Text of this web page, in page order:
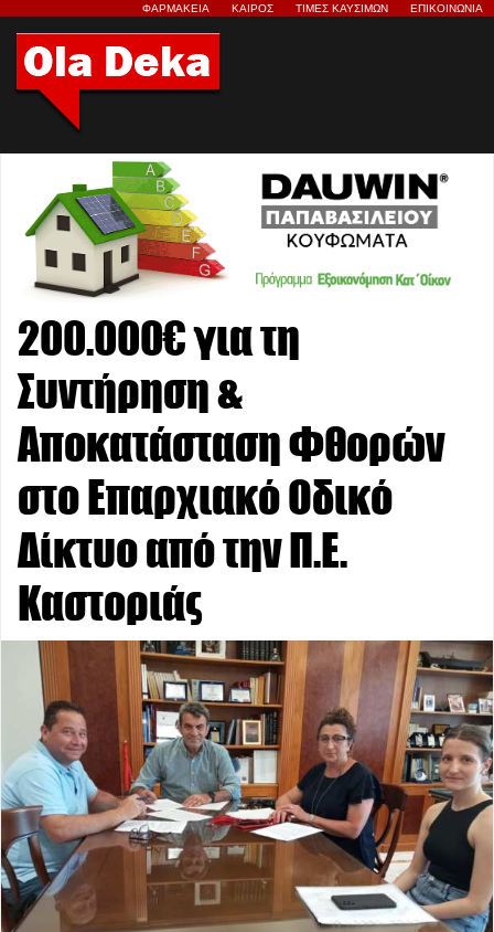
ΦΑΡΜΑΚΕΙΑ ΚΑΙΡΟΣ ΤΙΜΕΣ ΚΑΥΣΙΜΩΝ ΕΠΙΚΟΙΝΩΝΙΑ
200.000€ για τη
Συντήρηση &
Αποκατάσταση Φθορών
στο Επαρχιακό Οδικό
Δίκτυο από την Π.Ε.
Καστοριάς